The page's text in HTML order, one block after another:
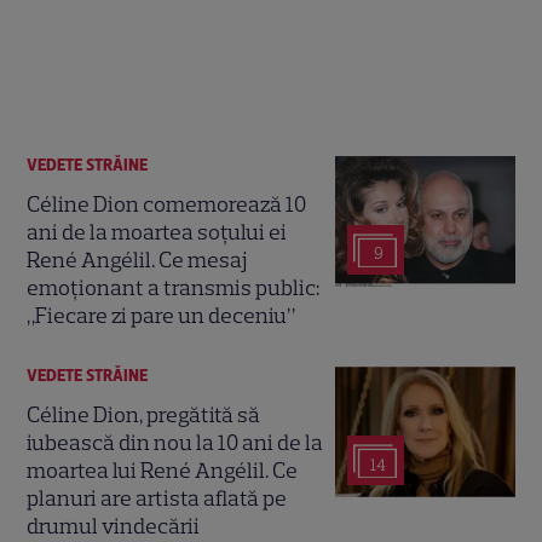
9
VEDETE STRĂINE
Céline Dion comemorează 10
ani de la moartea soțului ei
René Angélil. Ce mesaj
emoționant a transmis public:
„Fiecare zi pare un deceniu”
14
VEDETE STRĂINE
Céline Dion, pregătită să
iubească din nou la 10 ani de la
moartea lui René Angélil. Ce
planuri are artista aflată pe
drumul vindecării